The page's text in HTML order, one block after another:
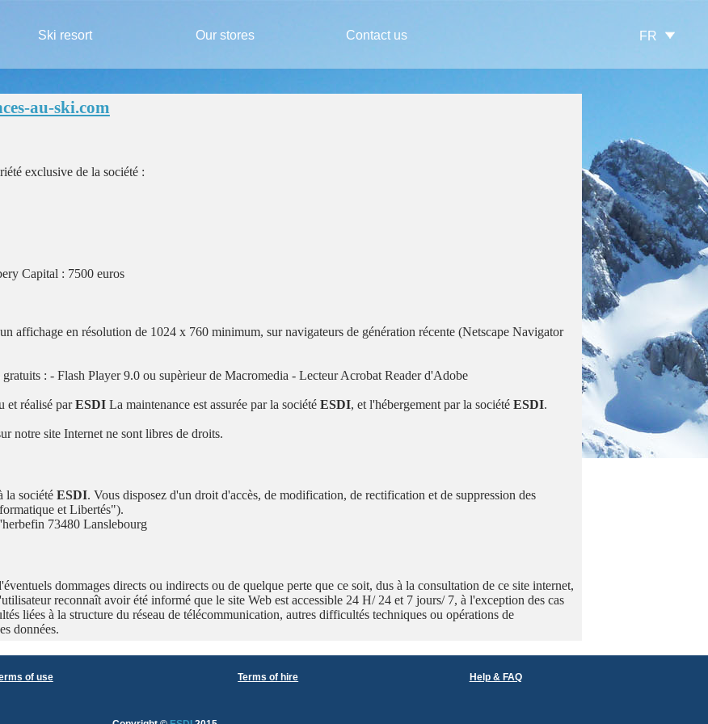
Ski resort Our stores Contact us FR
au-ski.com
exclusive de la société :
Capital : 7500 euros
affichage en résolution de 1024 x 760 minimum, sur navigateurs de génération récente (Netscape Navigator
: - Flash Player 9.0 ou supèrieur de Macromedia - Lecteur Acrobat Reader d'Adobe
et réalisé parESDILa maintenance est assurée par la société ESDI, et l'hébergement par la société ESDI.
notre site Internet ne sont libres de droits.
la société ESDI. Vous disposez d'un droit d'accès, de modification, de rectification et de suppression des
et Libertés").
73480 Lanslebourg
dommages directs ou indirects ou de quelque perte que ce soit, dus à la consultation de ce site internet,
reconnaît avoir été informé que le site Web est accessible 24 H/ 24 et 7 jours/ 7, à l'exception des cas
liées à la structure du réseau de télécommunication, autres difficultés techniques ou opérations de
données.
of use Terms of hire Help & FAQ